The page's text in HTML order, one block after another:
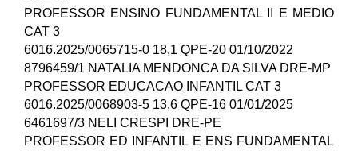
PROFESSOR ENSINO FUNDAMENTAL II E MEDIO
CAT 3
6016.2025/0065715-0 18,1 QPE-20 01/10/2022
8796459/1 NATALIA MENDONCA DA SILVA DRE-MP
PROFESSOR EDUCACAO INFANTIL CAT 3
6016.2025/0068903-5 13,6 QPE-16 01/01/2025
6461697/3 NELI CRESPI DRE-PE
PROFESSOR ED INFANTIL E ENS FUNDAMENTAL